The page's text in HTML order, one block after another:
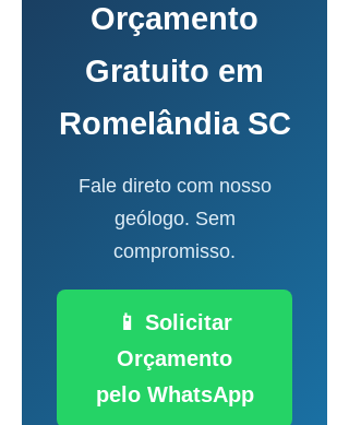
Orçamento
Gratuito em
Romelândia SC
Fale direto com nosso
geólogo. Sem
compromisso.
📱 Solicitar
Orçamento
pelo WhatsApp